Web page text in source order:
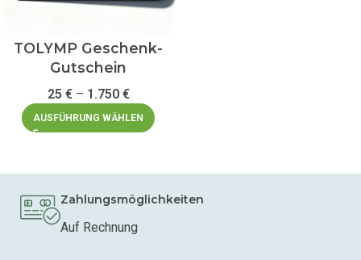
TOLYMP Geschenk-
Gutschein
25 €– 1.750 €
AUSFÜHRUNG WÄHLEN
Zahlungsmöglichkeiten
Auf Rechnung